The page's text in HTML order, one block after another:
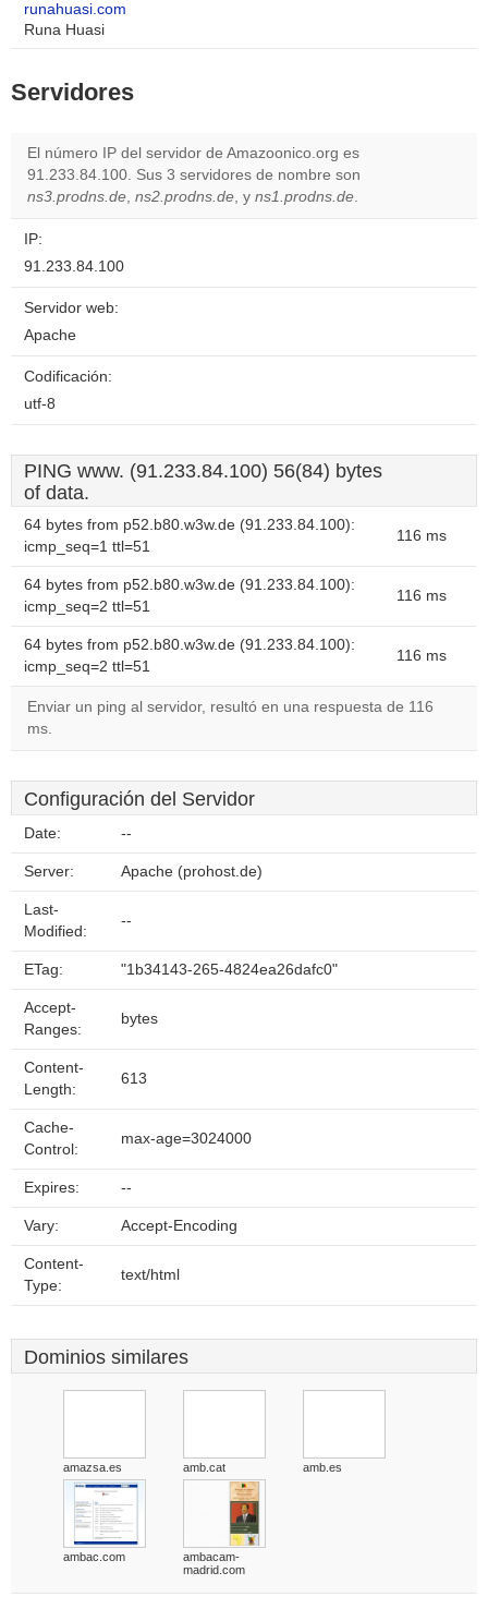
runahuasi.com
Runa Huasi
Servidores
El número IP del servidor de Amazoonico.org es
91.233.84.100. Sus 3 servidores de nombre son
ns3.prodns.de, ns2.prodns.de, y ns1.prodns.de.
IP:
91.233.84.100
Servidor web:
Apache
Codificación:
utf-8
PING www. (91.233.84.100) 56(84) bytes
of data.
64 bytes from p52.b80.w3w.de (91.233.84.100):
icmp_seq=1 ttl=51
116 ms
64 bytes from p52.b80.w3w.de (91.233.84.100):
icmp_seq=2 ttl=51
116 ms
64 bytes from p52.b80.w3w.de (91.233.84.100):
icmp_seq=2 ttl=51
116 ms
Enviar un ping al servidor, resultó en una respuesta de 116
ms.
Configuración del Servidor
Date: --
Server: Apache (prohost.de)
Last-
Modified:
--
ETag: "1b34143-265-4824ea26dafc0"
Accept-
Ranges:
bytes
Content-
Length:
613
Cache-
Control:
max-age=3024000
Expires: --
Vary: Accept-Encoding
Content-
Type:
text/html
Dominios similares
amazsa.es amb.cat amb.es
ambac.com
ambacam-
madrid.com